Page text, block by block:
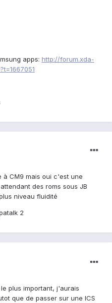
apps: http://forum.xda-
à CM9 mais oui c'est une
des roms sous JB
niveau fluidité
2
plus important, j'aurais
que de passer sur une ICS